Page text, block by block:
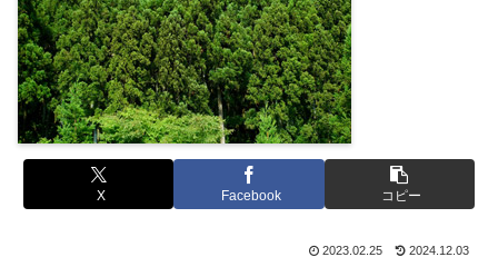
X Facebook コピー
2023.02.25 2024.12.03